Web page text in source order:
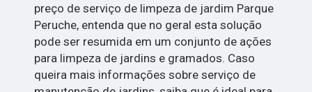
preço de serviço de limpeza de jardim Parque
Peruche, entenda que no geral esta solução
pode ser resumida em um conjunto de ações
para limpeza de jardins e gramados. Caso
queira mais informações sobre serviço de